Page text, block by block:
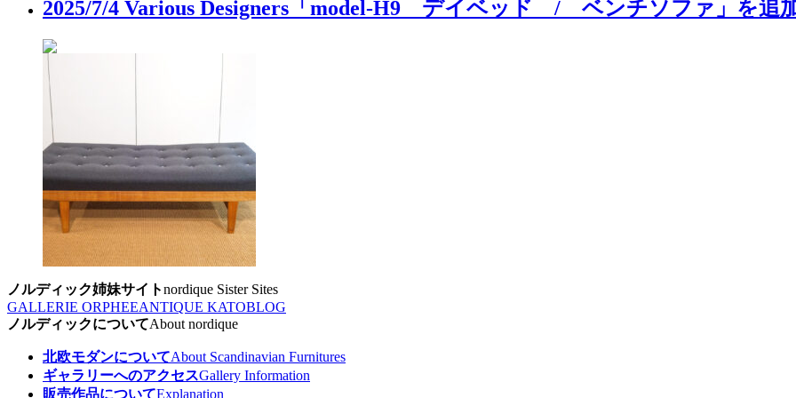
2025/7/4 Various Designers「model-H9 デイベッド / ベンチソファ」を追
ノルディック姉妹サイトnordique Sister Sites
GALLERIE ORPHEEANTIQUE KATOBLOG
ノルディックについてAbout nordique
北欧モダンについてAbout Scandinavian Furnitures
ギャラリーへのアクセスGallery Information
販売作品についてExplanation